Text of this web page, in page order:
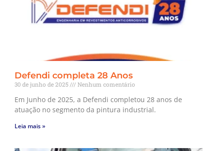
Defendi completa 28 Anos
30 de junho de 2025 Nenhum comentário
Em Junho de 2025, a Defendi completou 28 anos de
atuação no segmento da pintura industrial.
Leia mais »